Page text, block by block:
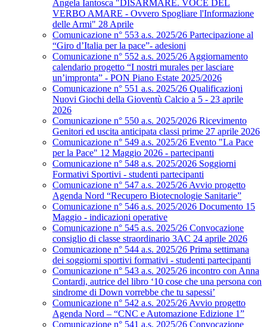
Angela Iantosca "DISARMARE. VOCE DEL
VERBO AMARE - Ovvero Spogliare l'Informazione
delle Armi" 28 Aprile
Comunicazione n° 553 a.s. 2025/26 Partecipazione al
“Giro d’Italia per la pace”- adesioni
Comunicazione n° 552 a.s. 2025/26 Aggiornamento
calendario progetto “I nostri murales per lasciare
un’impronta” - PON Piano Estate 2025/2026
Comunicazione n° 551 a.s. 2025/26 Qualificazioni
Nuovi Giochi della Gioventù Calcio a 5 - 23 aprile
2026
Comunicazione n° 550 a.s. 2025/2026 Ricevimento
Genitori ed uscita anticipata classi prime 27 aprile 2026
Comunicazione n° 549 a.s. 2025/26 Evento "La Pace
per la Pace" 12 Maggio 2026 - partecipanti
Comunicazione n° 548 a.s. 2025/2026 Soggiorni
Formativi Sportivi - studenti partecipanti
Comunicazione n° 547 a.s. 2025/26 Avvio progetto
Agenda Nord “Recupero Biotecnologie Sanitarie”
Comunicazione n° 546 a.s. 2025/2026 Documento 15
Maggio - indicazioni operative
Comunicazione n° 545 a.s. 2025/26 Convocazione
consiglio di classe straordinario 3AC 24 aprile 2026
Comunicazione n° 544 a.s. 2025/26 Prima settimana
dei soggiorni sportivi formativi - studenti partecipanti
Comunicazione n° 543 a.s. 2025/26 incontro con Anna
Contardi, autrice del libro ‘10 cose che una persona con
sindrome di Down vorrebbe che tu sapessi’
Comunicazione n° 542 a.s. 2025/26 Avvio progetto
Agenda Nord – “CNC e Automazione Edizione 1”
Comunicazione n° 541 a.s. 2025/26 Convocazione